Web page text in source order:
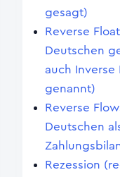
gesagt)
Reverse
Deutschen
auch Inverse
genannt)
Reverse
Deutschen
Rezession